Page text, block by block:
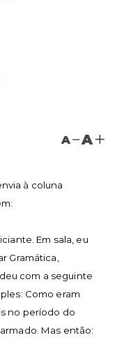
A A
à coluna
Em sala, eu
Gramática,
com a seguinte
Como eram
no período do
Mas então: